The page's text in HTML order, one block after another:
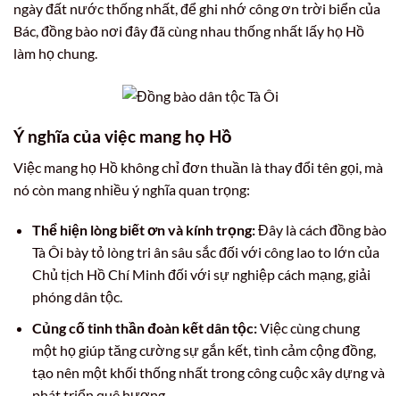
ngày đất nước thống nhất, để ghi nhớ công ơn trời biển của
Bác, đồng bào nơi đây đã cùng nhau thống nhất lấy họ Hồ
làm họ chung.
Ý nghĩa của việc mang họ Hồ
Việc mang họ Hồ không chỉ đơn thuần là thay đổi tên gọi, mà
nó còn mang nhiều ý nghĩa quan trọng:
Thể hiện lòng biết ơn và kính trọng:Đây là cách đồng bào
Tà Ôi bày tỏ lòng tri ân sâu sắc đối với công lao to lớn của
Chủ tịch Hồ Chí Minh đối với sự nghiệp cách mạng, giải
phóng dân tộc.
Củng cố tinh thần đoàn kết dân tộc:Việc cùng chung
một họ giúp tăng cường sự gắn kết, tình cảm cộng đồng,
tạo nên một khối thống nhất trong công cuộc xây dựng và